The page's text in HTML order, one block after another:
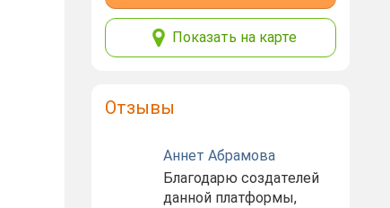
Показать на карте
Отзывы
Аннет Абрамова
Благодарю создателей
данной платформы,